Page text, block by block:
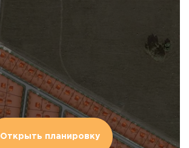
Открыть планировку